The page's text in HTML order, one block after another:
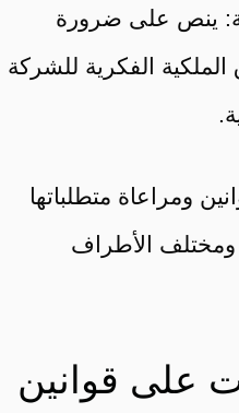
ينص على ضرورة
الفكرية للشركة
ومراعاة متطلباتها
ومختلف الأطراف
على قوانين